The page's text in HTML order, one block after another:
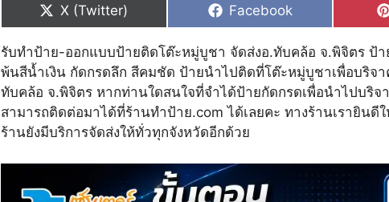
Share
X (Twitter)
Share
Facebook
รับทำป้าย-ออกแบบป้ายติดโต๊ะหมู่บูชา จัดส่งอ.ทับคล้อ จ.พิจิตร ป้า
พ้นสีน้ำเงิน กัดกรดลึก สีคมชัด ป้ายนำไปติดที่โต๊ะหมู่บูชาเพื่อบริจา
ทับคล้อ จ.พิจิตร หากท่านใดสนใจที่จำได้ป้ายกัดกรดเพื่อนำไปบริจ
สามารถติดต่อมาได้ที่ร้านทำป้าย.com ได้เลยคะ ทางร้านเรายินดี
ร้านยังมีบริการจัดส่งให้ทั่วทุกจังหวัดอีกด้วย